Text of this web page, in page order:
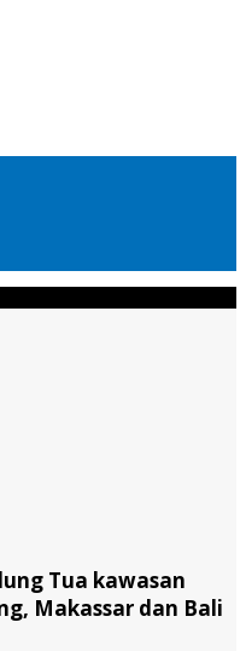
Tua kawasan
Makassar dan Bali